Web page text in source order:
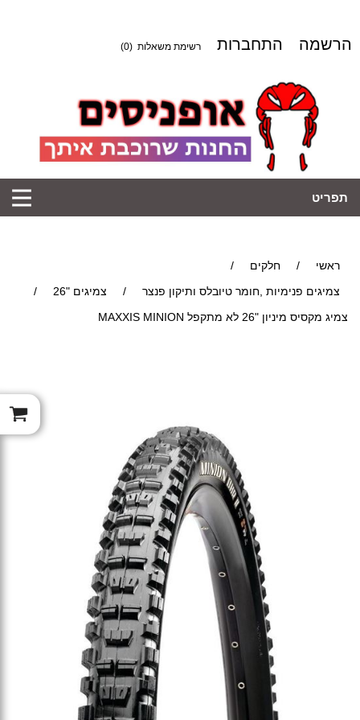
הרשמה התחברות רשימת משאלות (0)
תפריט
ראשי / חלקים
/
צמיגים פנימיות ,חומר טיובלס ותיקון פנצר
/ צמיגים "26
/
צמיג מקסיס מיניון "26 לא מתקפל MAXXIS MINION